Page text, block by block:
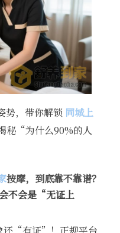
，带你解锁 同城上
秘“为什么90%的人
按摩，到底靠不靠谱？
不会是“无证上
还“有证”！正规平台